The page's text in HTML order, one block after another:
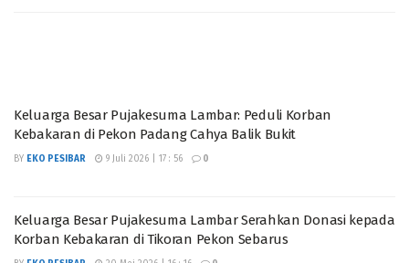
Keluarga Besar Pujakesuma Lambar: Peduli Korban
Kebakaran di Pekon Padang Cahya Balik Bukit
BY EKO PESIBAR 9 Juli 2026 | 17 : 56 0
Keluarga Besar Pujakesuma Lambar Serahkan Donasi kepada
Korban Kebakaran di Tikoran Pekon Sebarus